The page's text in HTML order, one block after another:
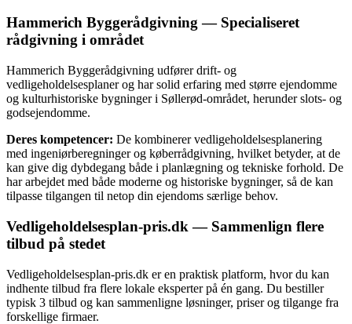
Hammerich Byggerådgivning — Specialiseret
rådgivning i området
Hammerich Byggerådgivning udfører drift- og
vedligeholdelsesplaner og har solid erfaring med større ejendomme
og kulturhistoriske bygninger i Søllerød-området, herunder slots- og
godsejendomme.
Deres kompetencer: De kombinerer vedligeholdelsesplanering
med ingeniørberegninger og køberrådgivning, hvilket betyder, at de
kan give dig dybdegang både i planlægning og tekniske forhold. De
har arbejdet med både moderne og historiske bygninger, så de kan
tilpasse tilgangen til netop din ejendoms særlige behov.
Vedligeholdelsesplan-pris.dk — Sammenlign flere
tilbud på stedet
Vedligeholdelsesplan-pris.dk er en praktisk platform, hvor du kan
indhente tilbud fra flere lokale eksperter på én gang. Du bestiller
typisk 3 tilbud og kan sammenligne løsninger, priser og tilgange fra
forskellige firmaer.